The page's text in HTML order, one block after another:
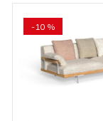
-10 %